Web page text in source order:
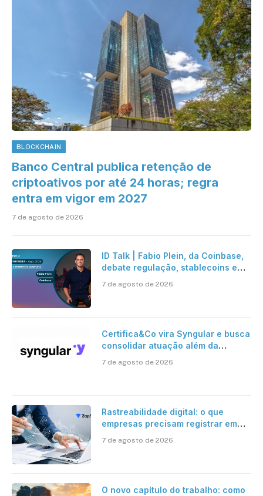
BLOCKCHAIN
Banco Central publica retenção de
criptoativos por até 24 horas; regra
entra em vigor em 2027
7 de agosto de 2026
ID Talk | Fabio Plein, da Coinbase,
debate regulação, stablecoins e
7 de agosto de 2026
Certifica&Co vira Syngular e busca
consolidar atuação além da
7 de agosto de 2026
Rastreabilidade digital: o que
empresas precisam registrar em
7 de agosto de 2026
O novo capítulo do trabalho: como